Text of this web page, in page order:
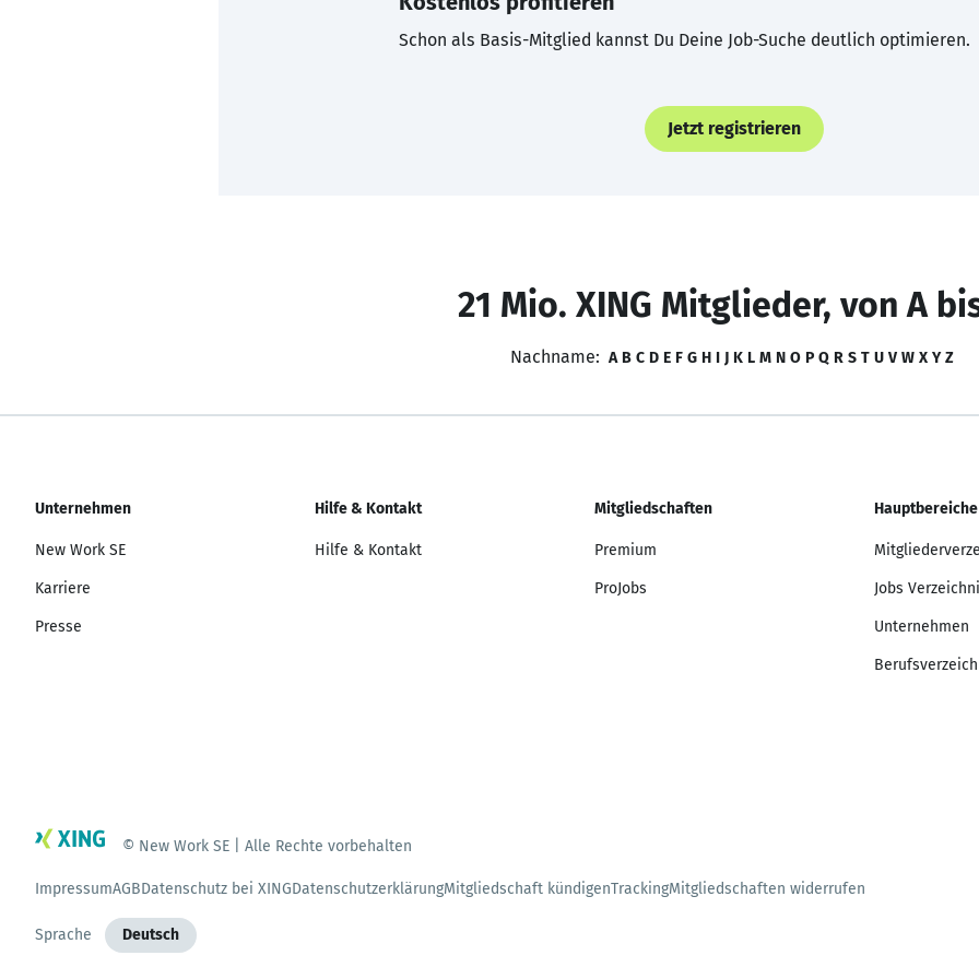
Schon als Basis-Mitglied kannst Du Deine Job-Suche deutlich optimieren.
Jetzt registrieren
21 Mio. XING Mitglieder, von A
Nachname: A B C D E F G H I J K L M N O P Q R S T U V W X Y Z
Unternehmen
New Work SE
Karriere
Presse
Hilfe & Kontakt
Hilfe & Kontakt
Mitgliedschaften
Premium
ProJobs
Hauptbereiche
Jobs
Unternehmen
© New Work SE | Alle Rechte vorbehalten
ImpressumAGBDatenschutz bei XINGDatenschutzerklärungMitgliedschaft kündigenTrackingMitgliedschaften widerrufen
Sprache Deutsch